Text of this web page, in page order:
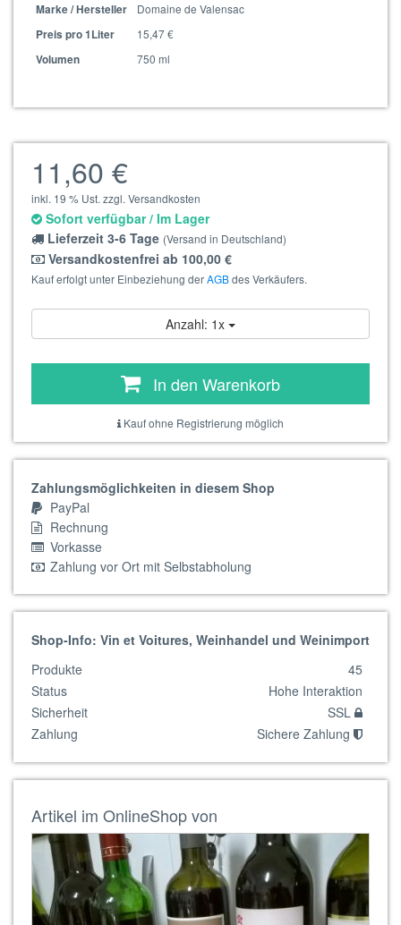
Marke / Hersteller
Domaine de Valensac
Preis pro 1Liter
15,47 €
Volumen
750 ml
11,60 €
inkl. 19 % Ust. zzgl. Versandkosten
Sofort verfügbar / Im Lager
Lieferzeit 3-6 Tage (Versand in Deutschland)
Versandkostenfrei ab 100,00 €
Kauf erfolgt unter Einbeziehung derAGBdes Verkäufers.
Anzahl: 1x
In den Warenkorb
Kauf ohne Registrierung möglich
Zahlungsmöglichkeiten in diesem Shop
PayPal
Rechnung
Vorkasse
Zahlung vor Ort mit Selbstabholung
Shop-Info: Vin et Voitures, Weinhandel und Weinimport
Produkte
45
Status
Hohe Interaktion
Sicherheit
SSL
Zahlung
Sichere Zahlung
Artikel im OnlineShop von